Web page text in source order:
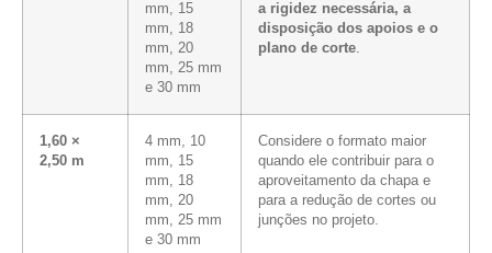
mm, 15
mm, 18
mm, 20
mm, 25 mm
e 30 mm
a rigidez necessária, a
disposição dos apoios e o
plano de corte.
1,60 ×
2,50 m
4 mm, 10
mm, 15
mm, 18
mm, 20
mm, 25 mm
e 30 mm
Considere o formato maior
quando ele contribuir para o
aproveitamento da chapa e
para a redução de cortes ou
junções no projeto.